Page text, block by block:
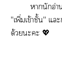
านักอ่
"เพิ่มเข้าชั้น" แ
ด้วยะะ 💖